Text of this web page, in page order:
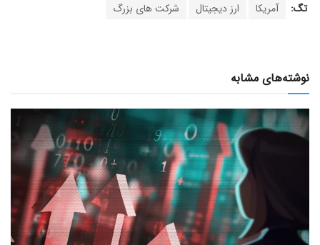
تگ: آمریکا ارز دیجیتال شرکت های بزرگ
نوشته‌های مشابه